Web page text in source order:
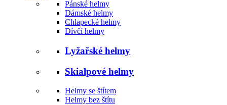
Pánské helmy
Dámské helmy
Chlapecké helmy
Dívčí helmy
Lyžařské helmy
Skialpové helmy
Helmy se štítem
Helmy bez štítu